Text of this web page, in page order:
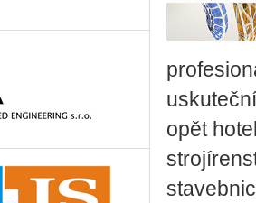
opět